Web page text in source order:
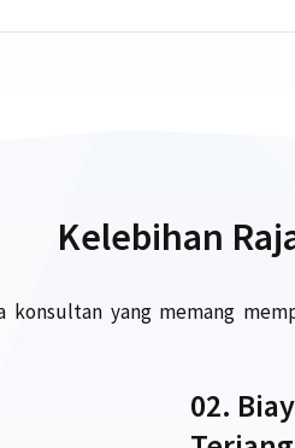
Kelebihan
konsultan yang memang
02.